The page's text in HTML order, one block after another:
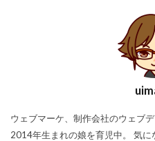
ウェブマーケ、制作会社のウェブ
2014年生まれの娘を育児中。 気